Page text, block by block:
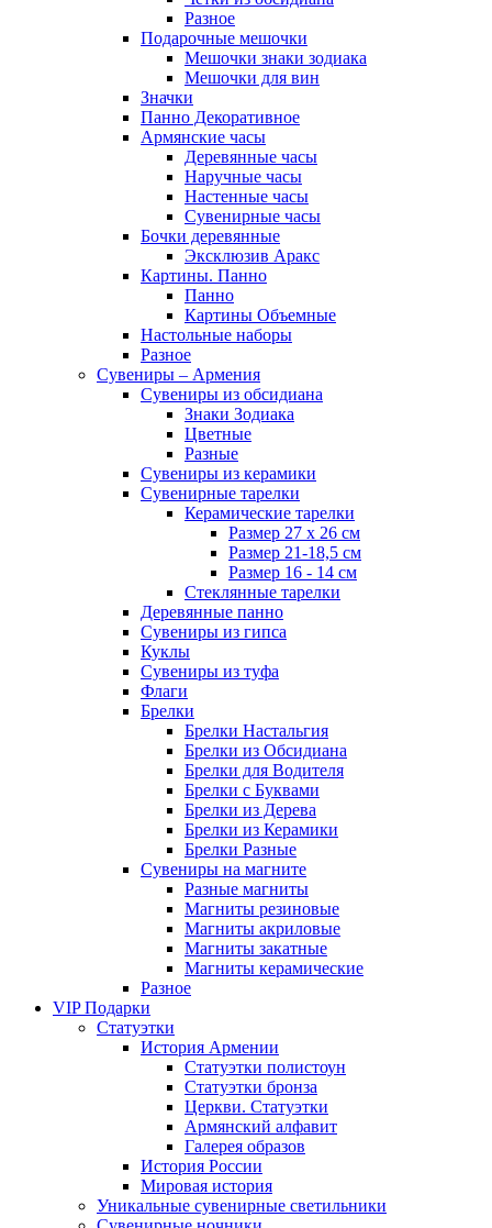
Разное
Подарочные мешочки
Мешочки знаки зодиака
Мешочки для вин
Значки
Панно Декоративное
Армянские часы
Деревянные часы
Наручные часы
Настенные часы
Сувенирные часы
Бочки деревянные
Эксклюзив Аракс
Картины. Панно
Панно
Картины Объемные
Настольные наборы
Разное
Сувениры – Армения
Сувениры из обсидиана
Знаки Зодиака
Цветные
Разные
Сувениры из керамики
Сувенирные тарелки
Керамические тарелки
Размер 27 х 26 см
Размер 21-18,5 см
Размер 16 - 14 см
Стеклянные тарелки
Деревянные панно
Сувениры из гипса
Куклы
Сувениры из туфа
Флаги
Брелки
Брелки Настальгия
Брелки из Обсидиана
Брелки для Водителя
Брелки с Буквами
Брелки из Дерева
Брелки из Керамики
Брелки Разные
Сувениры на магните
Разные магниты
Магниты резиновые
Магниты акриловые
Магниты закатные
Магниты керамические
Разное
VIP Подарки
Статуэтки
История Армении
Статуэтки полистоун
Статуэтки бронза
Церкви. Статуэтки
Армянский алфавит
Галерея образов
История России
Мировая история
Уникальные сувенирные светильники